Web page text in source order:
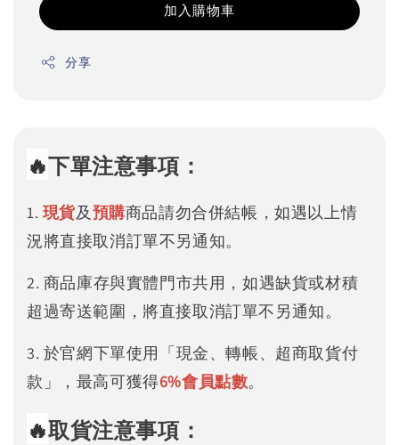
加入購物車
分享
🔥下單注意事項：
1. 現貨及預購商品請勿合併結帳，如遇以上情
況將直接取消訂單不另通知。
2. 商品庫存與實體門市共用，如遇缺貨或材積
超過寄送範圍，將直接取消訂單不另通知。
3. 於官網下單使用「現金、轉帳、超商取貨付
款」，最高可獲得6%會員點數。
🔥取貨注意事項：